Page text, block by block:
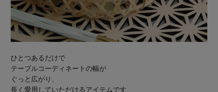
ひとつあるだけで
テーブルコーディネートの幅が
ぐっと広がり、
長く愛用していただけるアイテムです